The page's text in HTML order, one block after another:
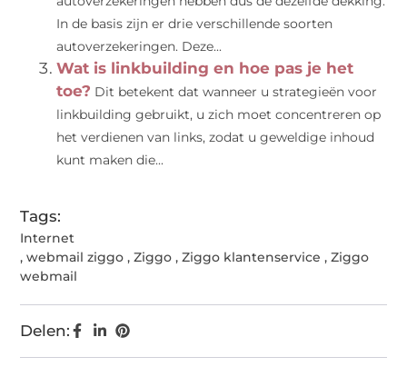
In de basis zijn er drie verschillende soorten
autoverzekeringen. Deze...
Wat is linkbuilding en hoe pas je het
toe? Dit betekent dat wanneer u strategieën voor
linkbuilding gebruikt, u zich moet concentreren op
het verdienen van links, zodat u geweldige inhoud
kunt maken die...
Tags:
Internet
,webmail ziggo ,Ziggo ,Ziggo klantenservice ,Ziggo
webmail
Delen: